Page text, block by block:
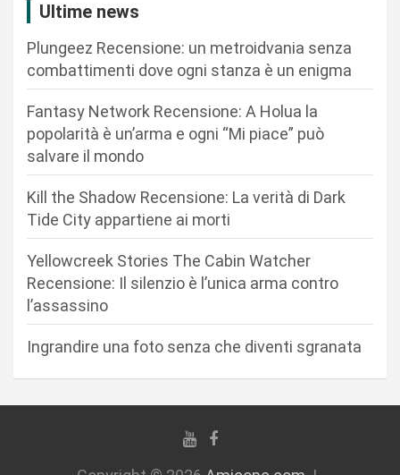
i
Ultime news
Plungeez Recensione: un metroidvania senza
combattimenti dove ogni stanza è un enigma
Fantasy Network Recensione: A Holua la
popolarità è un’arma e ogni “Mi piace” può
salvare il mondo
Kill the Shadow Recensione: La verità di Dark
Tide City appartiene ai morti
Yellowcreek Stories The Cabin Watcher
Recensione: Il silenzio è l’unica arma contro
l’assassino
Ingrandire una foto senza che diventi sgranata